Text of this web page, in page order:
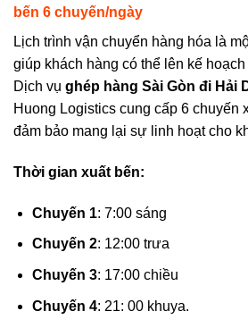
bến 6 chuyến/ngày
Lịch trình vận chuyển hàng hóa là
giúp khách hàng có thể lên kế
Dịch vụ ghép hàng Sài Gòn đi Hải
Huong Logistics cung cấp 6 chuyến
đảm bảo mang lại sự linh hoạt cho
Thời gian xuất bến:
Chuyến 1: 7:00 sáng
Chuyến 2: 12:00 trưa
Chuyến 3: 17:00 chiều
Chuyến 4: 21: 00 khuya.